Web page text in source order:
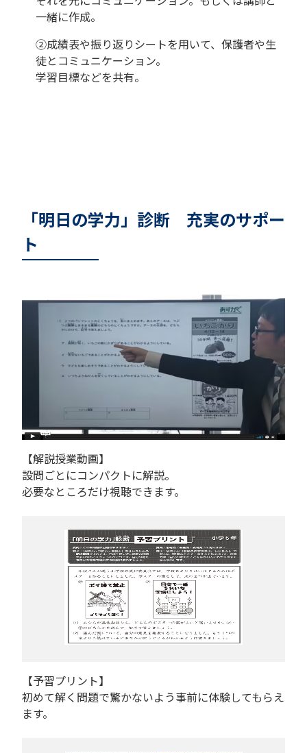
一緒に作成。
②成績表や振り返りシートを用いて、保護者や生
徒とコミュニケーション。
学習目標などを共有。
「明日の学力」診断 充実のサポー
ト
【解説授業動画】
設問ごとにコンパクトに解説。
必要なところだけ視聴できます。
【予習プリント】
初めて解く問題で驚かないよう事前に体験してもらえ
ます。